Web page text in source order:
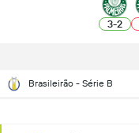
3-2
Brasileirão - Série B